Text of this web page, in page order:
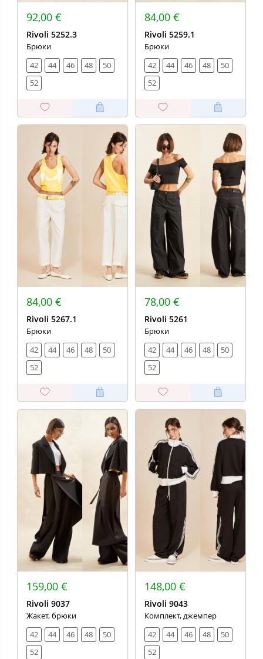
92,00 €
Rivoli 5252.3
Брюки
42
44 46 48
50
52
84,00 €
Rivoli 5259.1
Брюки
42
44 46 48
50
52
84,00 €
Rivoli 5267.1
Брюки
42
44 46 48
50
52
78,00 €
Rivoli 5261
Брюки
42
44 46 48
50
52
159,00 €
Rivoli 9037
Жакет, брюки
42
44 46 48
50
52
148,00 €
Rivoli 9043
Комплект, джемпер
42
44 46 48
50
52